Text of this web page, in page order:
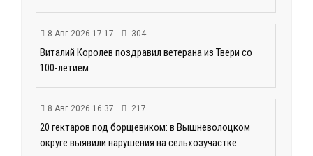
8 Авг 2026 17:17 304
Виталий Королев поздравил ветерана из Твери со
100-летием
8 Авг 2026 16:37 217
20 гектаров под борщевиком: в Вышневолоцком
округе выявили нарушения на сельхозучастке